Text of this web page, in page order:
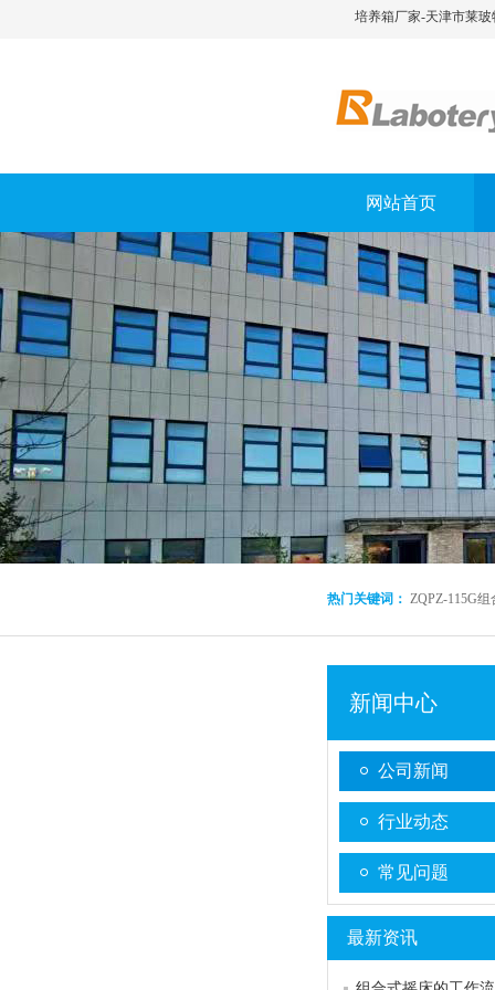
培养箱厂家-天津市莱玻
网站首页
热门关键词： ZQPZ-115G
新闻中心
公司新闻
行业动态
常见问题
最新资讯